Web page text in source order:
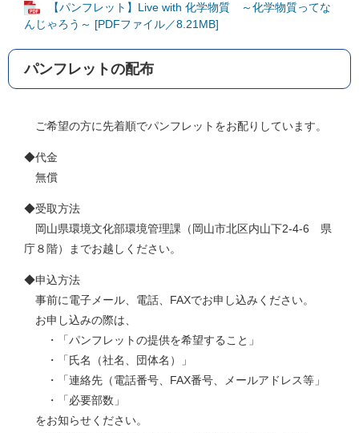
【パンフレット】Live with 化学物質 ～化学物質ってな
んじゃろう～ [PDFファイル／8.21MB]
パンフレットの配布
ご希望の方に先着順でパンフレットをお配りしています。
◆代金
無償
◆受取方法
岡山県環境文化部環境管理課（岡山市北区内山下2-4-6 県
庁８階）までお越しください。
◆申込方法
事前に電子メール、電話、FAXでお申し込みください。
お申し込みの際は、
・「パンフレットの提供を希望すること」
・「氏名（社名、団体名）」
・「連絡先（電話番号、FAX番号、メールアドレス等」
・「必要部数」
をお知らせください。